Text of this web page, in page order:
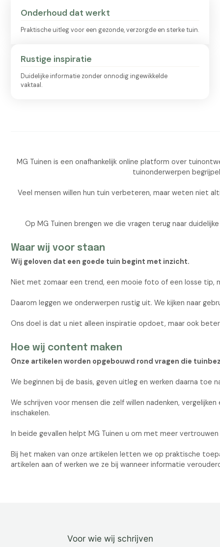
Onderhoud dat werkt
Praktische uitleg voor een gezonde, verzorgde en sterke tuin.
Rustige inspiratie
Duidelijke informatie zonder onnodig ingewikkelde
vaktaal.
MG Tuinen is een onafhankelijk online platform over
tuinonderwerpen
Veel mensen willen hun tuin verbeteren, maar weten niet
Op MG Tuinen brengen we die vragen terug naar
Waar wij voor staan
Wij geloven dat een goede tuin begint met inzicht.
Niet met zomaar een trend, een mooie foto of een losse tip,
Daarom leggen we onderwerpen rustig uit. We kijken naar
Ons doel is dat u niet alleen inspiratie opdoet, maar ook
Hoe wij content maken
Onze artikelen worden opgebouwd rond vragen die
We beginnen bij de basis, geven uitleg en werken daarna toe
We schrijven voor mensen die zelf willen nadenken,
inschakelen.
In beide gevallen helpt MG Tuinen u om met meer vertrouwen
Bij het maken van onze artikelen letten we op praktische
artikelen aan of werken we ze bij wanneer informatie
Voor wie wij schrijven